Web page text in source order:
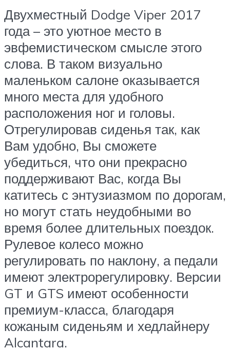
Двухместный Dodge Viper 2017
года – это уютное место в
эвфемистическом смысле этого
слова. В таком визуально
маленьком салоне оказывается
много места для удобного
расположения ног и головы.
Отрегулировав сиденья так, как
Вам удобно, Вы сможете
убедиться, что они прекрасно
поддерживают Вас, когда Вы
катитесь с энтузиазмом по дорогам,
но могут стать неудобными во
время более длительных поездок.
Рулевое колесо можно
регулировать по наклону, а педали
имеют электрорегулировку. Версии
GT и GTS имеют особенности
премиум-класса, благодаря
кожаным сиденьям и хедлайнеру
Alcantara.